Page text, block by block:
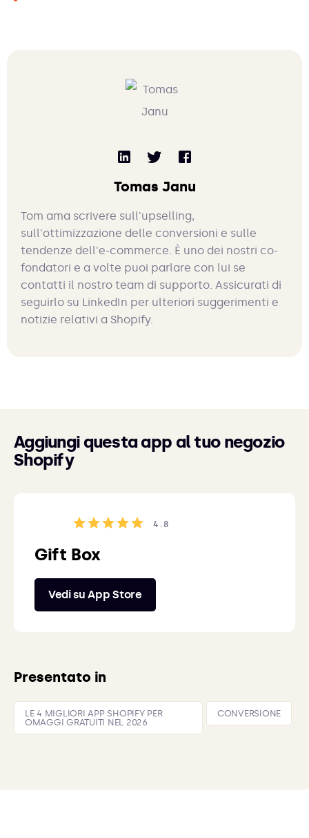
Tomas Janu
Tom ama scrivere sull'upselling,
sull'ottimizzazione delle conversioni e sulle
tendenze dell'e-commerce. È uno dei nostri co-
fondatori e a volte puoi parlare con lui se
contatti il nostro team di supporto. Assicurati di
seguirlo su LinkedIn per ulteriori suggerimenti e
notizie relativi a Shopify.
Aggiungi questa app al tuo negozio
Shopify
4.8
Gift Box
Vedi su App Store
Presentato in
LE 4 MIGLIORI APP SHOPIFY PER
OMAGGI GRATUITI NEL 2026
CONVERSIONE